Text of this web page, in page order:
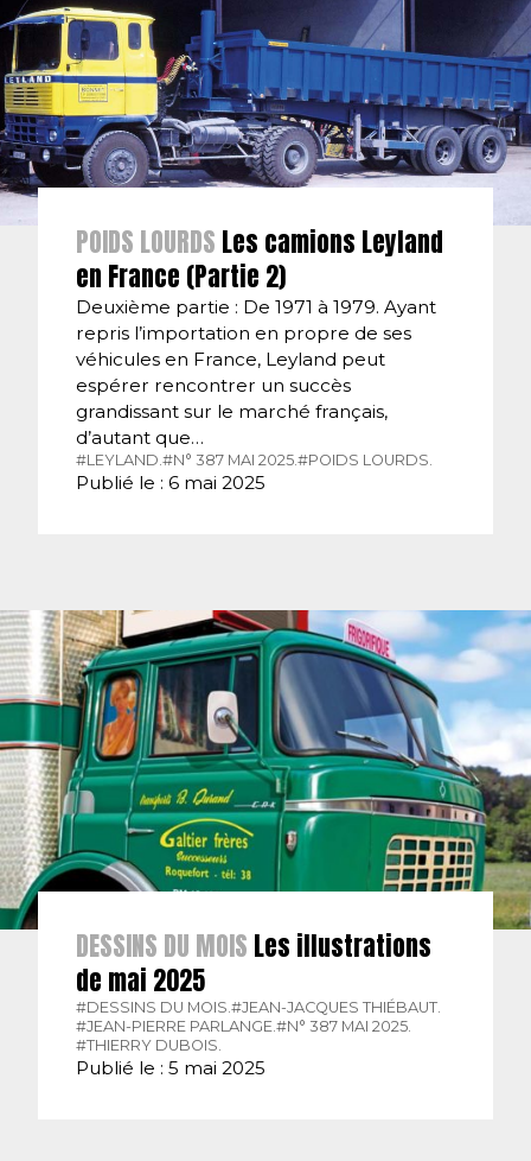
POIDS LOURDS Les camions Leyland
en France (Partie 2)
Deuxième partie : De 1971 à 1979. Ayant
repris l’importation en propre de ses
véhicules en France, Leyland peut
espérer rencontrer un succès
grandissant sur le marché français,
d’autant que…
#LEYLAND. #N° 387 MAI 2025. #POIDS LOURDS.
Publié le : 6 mai 2025
DESSINS DU MOIS Les illustrations
de mai 2025
#DESSINS DU MOIS. #JEAN-JACQUES THIÉBAUT.
#JEAN-PIERRE PARLANGE. #N° 387 MAI 2025.
#THIERRY DUBOIS.
Publié le : 5 mai 2025